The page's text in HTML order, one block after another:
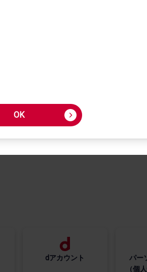
ご利用​ガイド
FAQ・​お問い​合わせ
dアカウント
パー
（個
OK